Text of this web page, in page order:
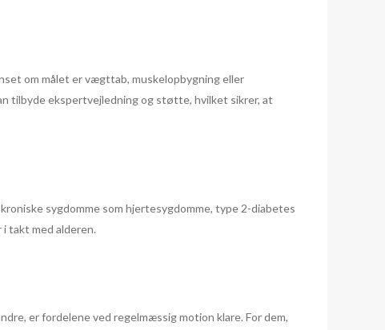
om målet er vægttab, muskelopbygning eller
tilbyde ekspertvejledning og støtte, hvilket sikrer, at
sygdomme som hjertesygdomme, type 2-diabetes
takt med alderen.
er fordelene ved regelmæssig motion klare. For dem,